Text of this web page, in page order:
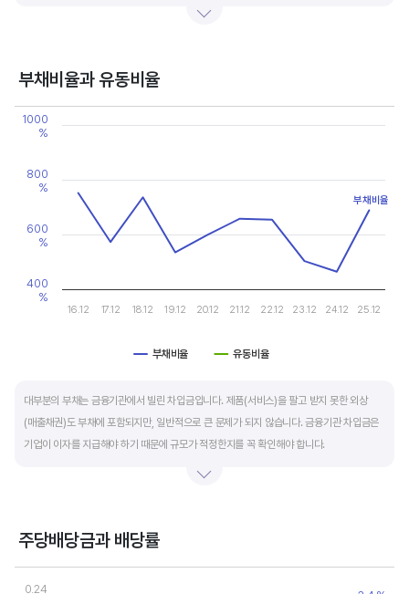
높은 이익률을 올리고 있다면, 그 기업은 타사 대비 제품(서비스)의 경쟁력이 높은 것으로
부채비율과 유동비율
Chart
Line chart with 2 lines.
View as data table, Chart
The chart has 2 Y axes displaying values, and values.
부채비율 유동비율
16.12 17.12 18.12 19.12 20.12 21.12 22.12 23.12 24.12 25.12
400
%
600
%
800
%
1000
%
부채비율
대부분의 부채는 금융기관에서 빌린 차입금입니다. 제품(서비스)을 팔고 받지 못한 외상
(매출채권)도 부채에 포함되지만, 일반적으로 큰 문제가 되지 않습니다. 금융기관 차입금은
기업이 이자를 지급해야 하기 때문에 규모가 적정한지를 꼭 확인해야 합니다.
비교해서 보는 것이 좋습니다. 그외 이자보상배율과 현금흐름표를 함께 체크하면, 부도
주당배당금과 배당률
Chart
Combination chart with 2 data series.
0.24